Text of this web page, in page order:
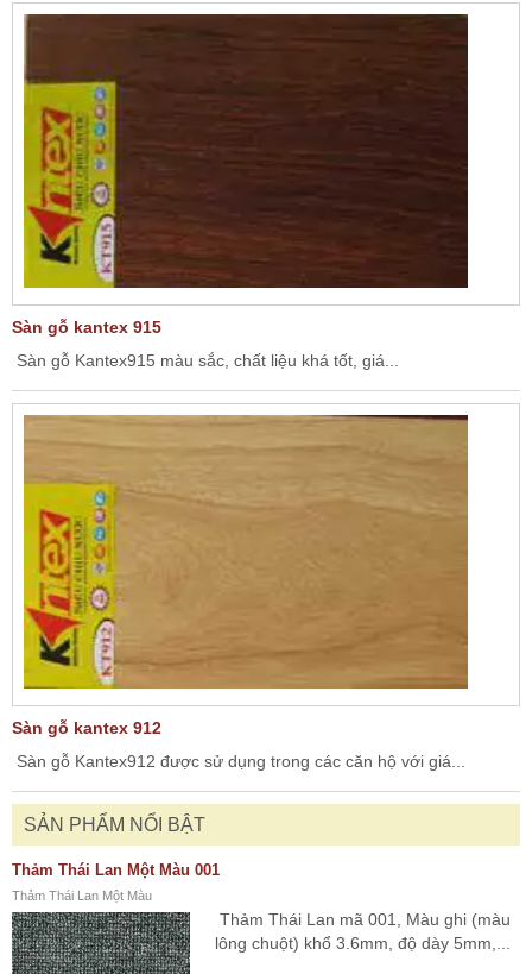
Sàn gỗ kantex 915
Sàn gỗ Kantex915 màu sắc, chất liệu khá tốt, giá...
Sàn gỗ kantex 912
Sàn gỗ Kantex912 được sử dụng trong các căn hộ với giá...
SẢN PHẨM NỔI BẬT
Thảm Thái Lan Một Màu 001
Thảm Thái Lan Một Màu
Thảm Thái Lan mã 001, Màu ghi (màu
lông chuột) khổ 3.6mm, độ dày 5mm,...